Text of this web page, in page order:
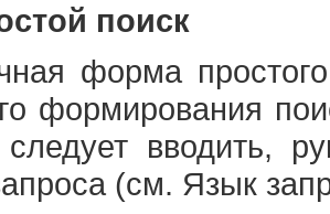
поиск
форма
формирования
вводить,
(см. Язык